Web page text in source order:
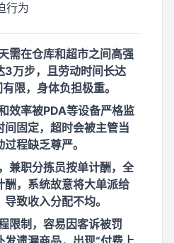
行为
需在仓库和超市之间高强
3万步，且劳动时间长达
限，身体负担极重。
效率被PDA等设备严格监
固定，超时会被主管当
程缺乏尊严。
兼职分拣员按单计酬，全
酬，系统故意将大单派给
致收入分配不均。
限制，容易因客诉被罚